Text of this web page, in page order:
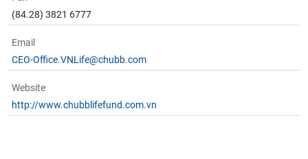
(84.28) 3821 6777
Email
CEO-Office.VNLife@chubb.com
Website
http://www.chubblifefund.com.vn